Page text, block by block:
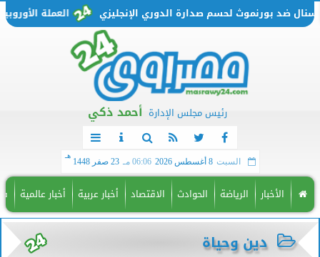
العملة الأوروبية تتحرك من ضد بورنموث لحسم صدارة الدوري الإنجليزي
رئيس مجلس الإدارة أحمد ذكي
السبت 8 أغسطس 2026 06:06 مـ 23 صفر 1448
هـ
الأخبار الرياضة الحوادث الاقتصاد أخبار عربية أخبار عالمية
دين وحياة